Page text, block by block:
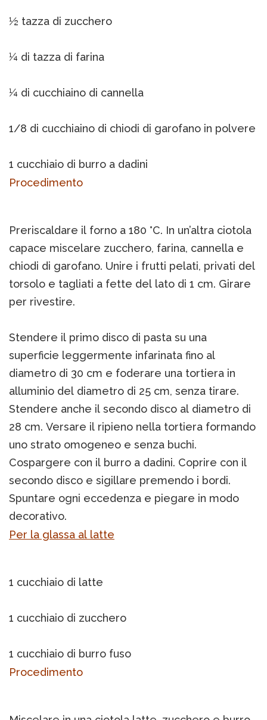
½ tazza di zucchero
¼ di tazza di farina
¼ di cucchiaino di cannella
1/8 di cucchiaino di chiodi di garofano in polvere
1 cucchiaio di burro a dadini
Procedimento
Preriscaldare il forno a 180 °C. In un’altra ciotola
capace miscelare zucchero, farina, cannella e
chiodi di garofano. Unire i frutti pelati, privati del
torsolo e tagliati a fette del lato di 1 cm. Girare
per rivestire.
Stendere il primo disco di pasta su una
superficie leggermente infarinata fino al
diametro di 30 cm e foderare una tortiera in
alluminio del diametro di 25 cm, senza tirare.
Stendere anche il secondo disco al diametro di
28 cm. Versare il ripieno nella tortiera formando
uno strato omogeneo e senza buchi.
Cospargere con il burro a dadini. Coprire con il
secondo disco e sigillare premendo i bordi.
Spuntare ogni eccedenza e piegare in modo
decorativo.
Per la glassa al latte
1 cucchiaio di latte
1 cucchiaio di zucchero
1 cucchiaio di burro fuso
Procedimento